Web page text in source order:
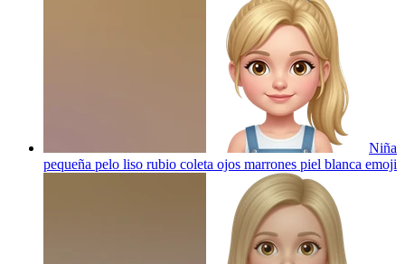
Niña
pequeña pelo liso rubio coleta ojos marrones piel blanca emoji